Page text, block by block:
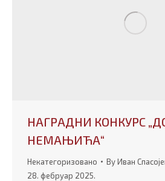
НАГРАДНИ КОНКУРС
НЕМАЊИЋА“
Некатегоризовано ByИван
28. фебруар 2025.